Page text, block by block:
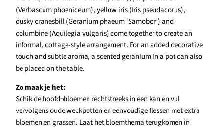
(Verbascum phoeniceum), yellow iris (Iris pseudacorus),
dusky cranesbill (Geranium phaeum ‘Samobor’) and
columbine (Aquilegia vulgaris) come together to create an
informal, cottage-style arrangement. For an added decorative
touch and subtle aroma, a scented geranium in a pot can also
be placed on the table.
Zo maak je het:
Schik de hoofd¬bloemen rechtstreeks in een kan en vul
vervolgens oude weckpotten en eenvoudige flessen met extra
bloemen en grassen. Laat het bloemthema terugkomen in